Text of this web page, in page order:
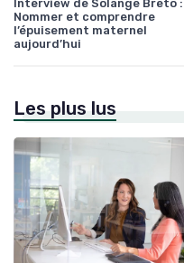
Interview de Solange Breto :
Nommer et comprendre
l’épuisement maternel
aujourd’hui
Les plus lus